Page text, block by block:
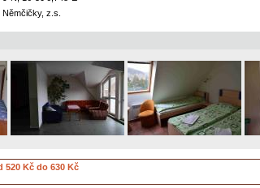
z.s.
520 Kč do 630 Kč